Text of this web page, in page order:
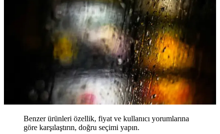
Benzer ürünleri özellik, fiyat ve kullanıcı yorumlarına
göre karşılaştırın, doğru seçimi yapın.